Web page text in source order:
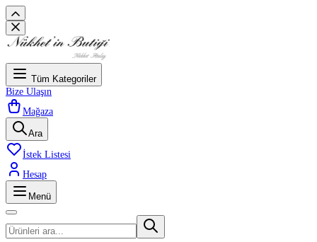
Tüm Kategoriler
Bize Ulaşın
Mağaza
Ara
İstek Listesi
Hesap
Menü